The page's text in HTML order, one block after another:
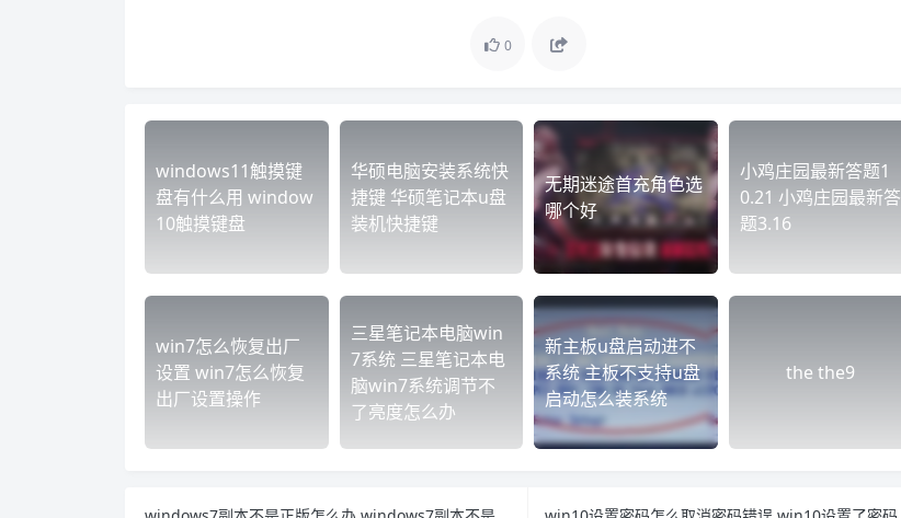
0
windows11触摸键
盘有什么用 window
10触摸键盘
华硕电脑安装系统快
捷键 华硕笔记本u盘
装机快捷键
无期迷途首充角色选
哪个好
小鸡庄园最新答题1
0.21 小鸡庄园最新答
题3.16
win7怎么恢复出厂
设置 win7怎么恢复
出厂设置操作
三星笔记本电脑win
7系统 三星笔记本电
脑win7系统调节不
了亮度怎么办
新主板u盘启动进不
系统 主板不支持u盘
启动怎么装系统
the the9